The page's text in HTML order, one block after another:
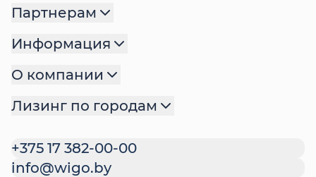
+375 17 382-00-00
info@wigo.by
Партнерам
Информация
О компании
Лизинг по городам